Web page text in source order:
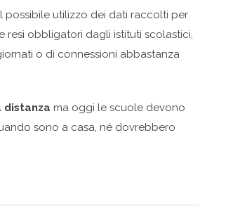
possibile utilizzo dei dati raccolti per
resi obbligatori dagli istituti scolastici,
o di connessioni abbastanza
distanza ma oggi le scuole devono
sono a casa, né dovrebbero